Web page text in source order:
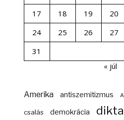
17
18 19 20
24
25 26 27
31
« júl
Amerika antiszemitizmus
csalás demokrácia